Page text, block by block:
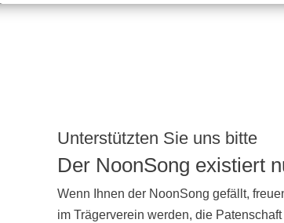
Unterstützten Sie uns bitte
Der NoonSong existiert
Wenn Ihnen der NoonSong gefällt,
im Trägerverein werden, die